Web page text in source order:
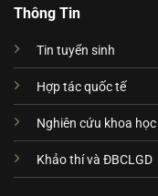
Thông Tin
Tin tuyển sinh
Hợp tác quốc tế
Nghiên cứu khoa học
Khảo thí và ĐBCLGD